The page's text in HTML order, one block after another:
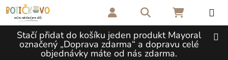
Přejít na obsah
Stačí přidat do košíku jeden produkt Mayoral
označený „Doprava zdarma“ a dopravu celé
objednávky máte od nás zdarma.
Hledat NÁKUPNÍ